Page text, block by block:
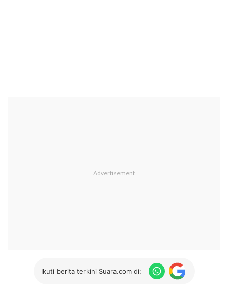
Ikuti berita terkini Suara.com di: